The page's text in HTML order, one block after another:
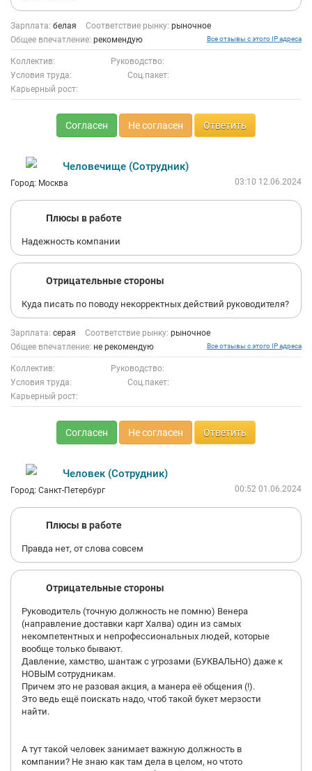
Зарплата: белая Соответствие рынку: рыночное
Общее впечатление: рекомендую Все отзывы с этого IP адреса
Коллектив:
Руководство:
Условия труда:
Соц.пакет:
Карьерный рост:
Согласен Не согласен Ответить
Человечище (Сотрудник)
Город: Москва 03:10 12.06.2024
Плюсы в работе
Надежность компании
Отрицательные стороны
Куда писать по поводу некорректных действий руководителя?
Зарплата: серая Соответствие рынку: рыночное
Общее впечатление: не рекомендую Все отзывы с этого IP адреса
Коллектив:
Руководство:
Условия труда:
Соц.пакет:
Карьерный рост:
Согласен Не согласен Ответить
Человек (Сотрудник)
Город: Санкт-Петербург 00:52 01.06.2024
Плюсы в работе
Правда нет, от слова совсем
Отрицательные стороны
Руководитель (точную должность не помню) Венера
(направление доставки карт Халва) один из самых
некомпетентных и непрофессиональных людей, которые
вообще только бывают.
Давление, хамство, шантаж с угрозами (БУКВАЛЬНО) даже к
НОВЫМ сотрудникам.
Причем это не разовая акция, а манера её общения (!).
Это ведь ещё поискать надо, чтоб такой букет мерзости
найти.
А тут такой человек занимает важную должность в
компании? Не знаю как там дела в целом, но чтото